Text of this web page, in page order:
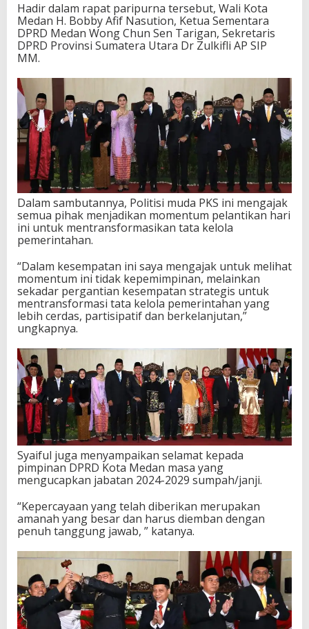
Hadir dalam rapat paripurna tersebut, Wali Kota
Medan H. Bobby Afif Nasution, Ketua Sementara
DPRD Medan Wong Chun Sen Tarigan, Sekretaris
DPRD Provinsi Sumatera Utara Dr Zulkifli AP SIP
MM.
Dalam sambutannya, Politisi muda PKS ini mengajak
semua pihak menjadikan momentum pelantikan hari
ini untuk mentransformasikan tata kelola
pemerintahan.
“Dalam kesempatan ini saya mengajak untuk melihat
momentum ini tidak kepemimpinan, melainkan
sekadar pergantian kesempatan strategis untuk
mentransformasi tata kelola pemerintahan yang
lebih cerdas, partisipatif dan berkelanjutan,”
ungkapnya.
Syaiful juga menyampaikan selamat kepada
pimpinan DPRD Kota Medan masa yang
mengucapkan jabatan 2024-2029 sumpah/janji.
“Kepercayaan yang telah diberikan merupakan
amanah yang besar dan harus diemban dengan
penuh tanggung jawab, ” katanya.